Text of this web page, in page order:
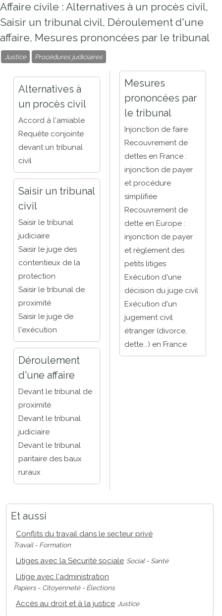
Affaire civile : Alternatives à un procès civil,
Saisir un tribunal civil, Déroulement d'une
affaire, Mesures prononcées par le tribunal
Justice Procédures judiciaires
Alternatives à
un procès civil
Accord à l'amiable
Requête conjointe
devant un tribunal
civil
Saisir un tribunal
civil
Saisir le tribunal
judiciaire
Saisir le juge des
contentieux de la
protection
Saisir le tribunal de
proximité
Saisir le juge de
l'exécution
Déroulement
d'une affaire
Devant le tribunal de
proximité
Devant le tribunal
judiciaire
Devant le tribunal
paritaire des baux
ruraux
Mesures
prononcées par
le tribunal
Injonction de faire
Recouvrement de
dettes en France :
injonction de payer
et procédure
simplifiée
Recouvrement de
dette en Europe :
injonction de payer
et règlement des
petits litiges
Exécution d'une
décision du juge civil
Exécution d'un
jugement civil
étranger (divorce,
dette...) en France
Et aussi
Conflits du travail dans le secteur privé
Travail - Formation
Litiges avec la Sécurité sociale Social - Santé
Litige avec l'administration
Papiers - Citoyenneté - Élections
Accès au droit et à la justice Justice